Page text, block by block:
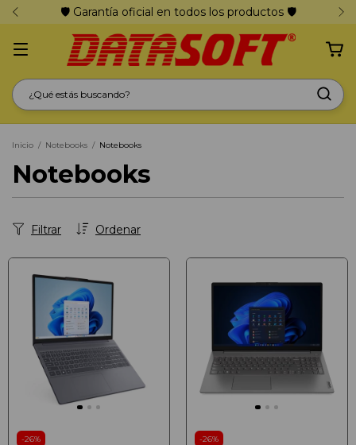
🛡️ Garantía oficial en todos los productos 🛡️
Inicio / Notebooks / Notebooks
Notebooks
Ordenar
Filtrar
-26% -26%